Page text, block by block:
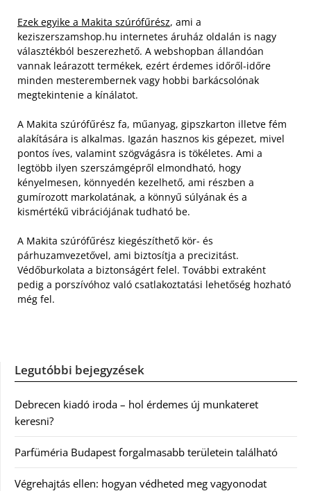
Ezek egyike a Makita szúrófűrész, ami a
keziszerszamshop.hu internetes áruház oldalán is nagy
választékból beszerezhető. A webshopban állandóan
vannak leárazott termékek, ezért érdemes időről-időre
minden mesterembernek vagy hobbi barkácsolónak
megtekintenie a kínálatot.
A Makita szúrófűrész fa, műanyag, gipszkarton illetve fém
alakítására is alkalmas. Igazán hasznos kis gépezet, mivel
pontos íves, valamint szögvágásra is tökéletes. Ami a
legtöbb ilyen szerszámgépről elmondható, hogy
kényelmesen, könnyedén kezelhető, ami részben a
gumírozott markolatának, a könnyű súlyának és a
kismértékű vibrációjának tudható be.
A Makita szúrófűrész kiegészíthető kör- és
párhuzamvezetővel, ami biztosítja a precizitást.
Védőburkolata a biztonságért felel. További extraként
pedig a porszívóhoz való csatlakoztatási lehetőség hozható
még fel.
Legutóbbi bejegyzések
Debrecen kiadó iroda – hol érdemes új munkateret
keresni?
Parfüméria Budapest forgalmasabb területein található
Végrehajtás ellen: hogyan védheted meg vagyonodat